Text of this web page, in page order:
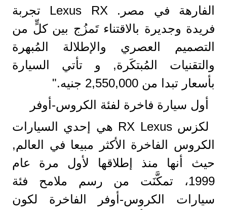
الفارهة في مصر. Lexus RX تجربة
فريدة وجديرة بالاقتناء تَمزُج بين كلٍّ من
التصميم العصري والإطلالة المُبهرة
والتقنيات المُبتكَرة, و تأتي السيارة
بأسعار تبدا من 2,550,000 جنيه."
أول سيارة فاخرة لفئة الكروس-أوفر
لكزس RX Lexus هي إحدي السيارات
الكروس الفاخرة الأكثر مبيعا في العالم,
حيث أنها منذ إطلاقها لأول مرة عام
1999، تمكَّنَت من رسم ملامح فئة
سيارات الكروس-أوفر الفاخرة لكون